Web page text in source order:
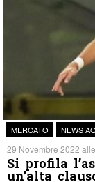
MERCATO NEWS
29 Novembre 2022
Si profila
un’alta